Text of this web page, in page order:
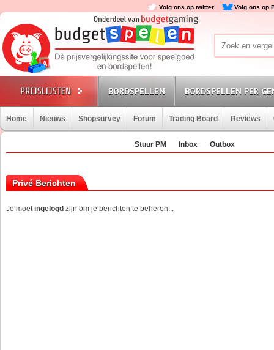
Volg ons op twitter Volg ons op
BORDSPELLEN BORDSPELLEN PER
Home Nieuws Shopsurvey Forum Trading Board Reviews
Stuur PM Inbox Outbox
Privé Berichten
Je moetingelogd zijn om je berichten te beheren...